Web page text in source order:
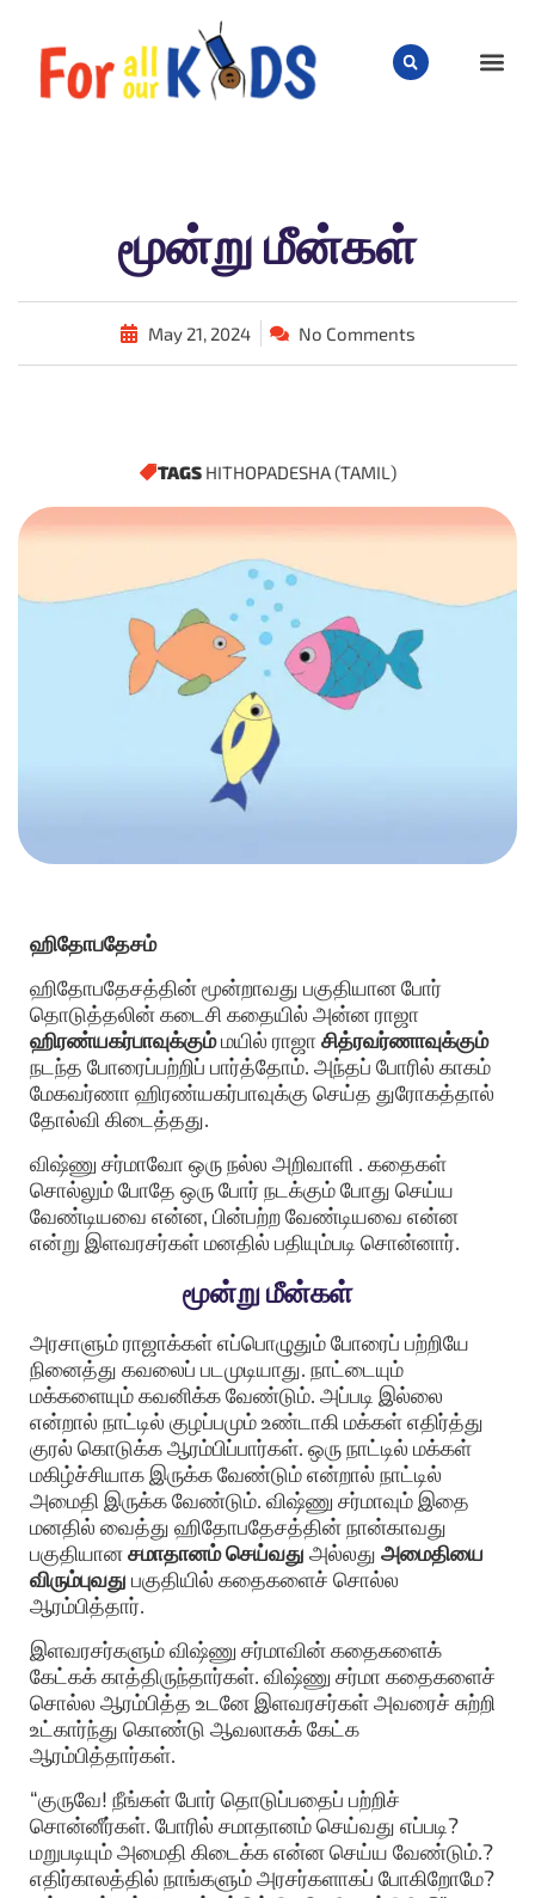
மூன்று மீன்கள்
May 21, 2024 No Comments
TAGS HITHOPADESHA (TAMIL)
ஹிதோபதேசம்
ஹிதோபதேசத்தின் மூன்றாவது பகுதியான போர்
தொடுத்தலின் கடைசி கதையில் அன்ன ராஜா
ஹிரண்யகர்பாவுக்கும்மயில் ராஜாசித்ரவர்ணாவுக்கும்
நடந்த போரைப்பற்றிப் பார்த்தோம். அந்தப் போரில் காகம்
மேகவர்ணா ஹிரண்யகர்பாவுக்கு செய்த துரோகத்தால்
தோல்வி கிடைத்தது.
விஷ்ணு சர்மாவோ ஒரு நல்ல அறிவாளி . கதைகள்
சொல்லும் போதே ஒரு போர் நடக்கும் போது செய்ய
வேண்டியவை என்ன, பின்பற்ற வேண்டியவை என்ன
என்று இளவரசர்கள் மனதில் பதியும்படி சொன்னார்.
மூன்று மீன்கள்
அரசாளும் ராஜாக்கள் எப்பொழுதும் போரைப் பற்றியே
நினைத்து கவலைப் படமுடியாது. நாட்டையும்
மக்களையும் கவனிக்க வேண்டும். அப்படி இல்லை
என்றால் நாட்டில் குழப்பமும் உண்டாகி மக்கள் எதிர்த்து
குரல் கொடுக்க ஆரம்பிப்பார்கள். ஒரு நாட்டில் மக்கள்
மகிழ்ச்சியாக இருக்க வேண்டும் என்றால் நாட்டில்
அமைதி இருக்க வேண்டும். விஷ்ணு சர்மாவும் இதை
மனதில் வைத்து ஹிதோபதேசத்தின் நான்காவது
பகுதியானசமாதானம் செய்வது அல்லது அமைதியை
விரும்புவது பகுதியில் கதைகளைச் சொல்ல
ஆரம்பித்தார்.
இளவரசர்களும் விஷ்ணு சர்மாவின் கதைகளைக்
கேட்கக் காத்திருந்தார்கள். விஷ்ணு சர்மா கதைகளைச்
சொல்ல ஆரம்பித்த உடனே இளவரசர்கள் அவரைச் சுற்றி
உட்கார்ந்து கொண்டு ஆவலாகக் கேட்க
ஆரம்பித்தார்கள்.
“குருவே! நீங்கள் போர் தொடுப்பதைப் பற்றிச்
சொன்னீர்கள். போரில் சமாதானம் செய்வது எப்படி?
மறுபடியும் அமைதி கிடைக்க என்ன செய்ய வேண்டும்.?
எதிர்காலத்தில் நாங்களும் அரசர்களாகப் போகிறோமே?